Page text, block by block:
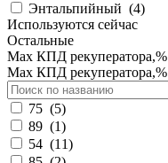
Энтальпийный (4)
Используются сейчас
Остальные
Max КПД рекуператора,%
Max КПД рекуператора,%
75 (5)
89 (1)
54 (11)